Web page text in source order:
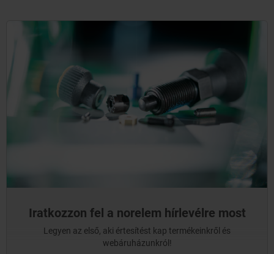
Iratkozzon fel a norelem hírlevélre most
Legyen az első, aki értesítést kap termékeinkről és
webáruházunkról!